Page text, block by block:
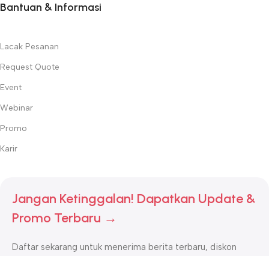
Bantuan & Informasi
Lacak Pesanan
Request Quote
Event
Webinar
Promo
Karir
Jangan Ketinggalan! Dapatkan Update &
Promo Terbaru →
Daftar sekarang untuk menerima berita terbaru, diskon